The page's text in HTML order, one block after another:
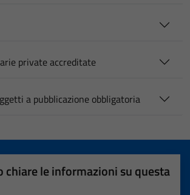
private accreditate
a pubblicazione obbligatoria
chiare le informazioni su questa